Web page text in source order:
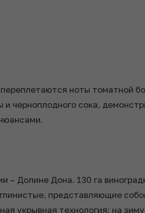
ноты томатной
черноплодного сока,
Долине Дона. 130 га
представляющие
укрывная технология: на